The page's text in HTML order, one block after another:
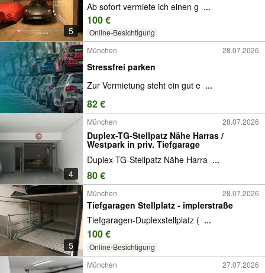
5
Ab sofort vermiete ich einen g ...
100 €
Online-Besichtigung
München
28.07.2026
Stressfrei parken
Zur Vermietung steht ein gut e ...
82 €
4
München 28.07.2026
Duplex-TG-Stellpatz Nähe Harras /
Westpark in priv. Tiefgarage
Duplex-TG-Stellpatz Nähe Harra ...
80 €
5
München 28.07.2026
Tiefgaragen Stellplatz - implerstraße
Tiefgaragen-Duplexstellplatz ( ...
100 €
Online-Besichtigung
München
27.07.2026